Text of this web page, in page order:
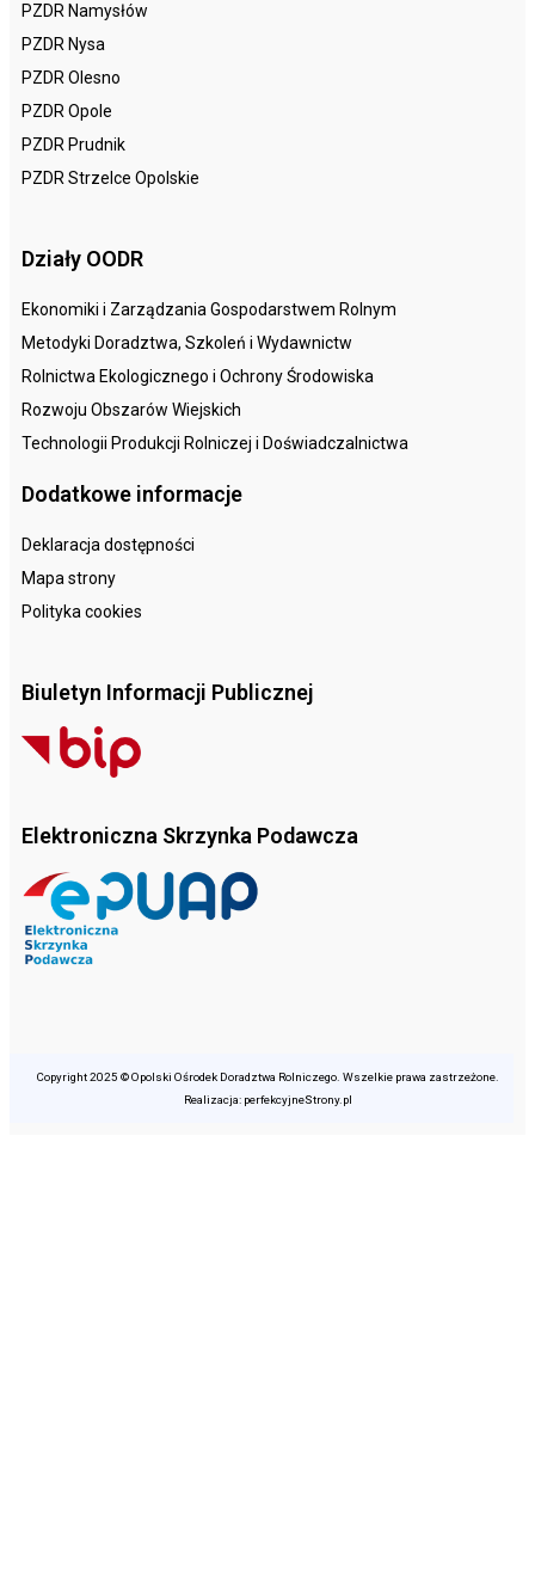
PZDR Namysłów
PZDR Nysa
PZDR Olesno
PZDR Opole
PZDR Prudnik
PZDR Strzelce Opolskie
Działy OODR
Ekonomiki i Zarządzania Gospodarstwem Rolnym
Metodyki Doradztwa, Szkoleń i Wydawnictw
Rolnictwa Ekologicznego i Ochrony Środowiska
Rozwoju Obszarów Wiejskich
Technologii Produkcji Rolniczej i Doświadczalnictwa
Dodatkowe informacje
Deklaracja dostępności
Mapa strony
Polityka cookies
Biuletyn Informacji Publicznej
Elektroniczna Skrzynka Podawcza
Copyright 2025 © Opolski Ośrodek Doradztwa Rolniczego. Wszelkie prawa zastrzeżone.
Realizacja: perfekcyjneStrony.pl